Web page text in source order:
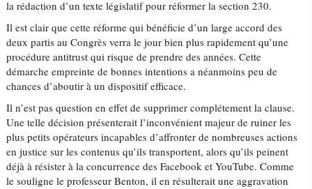
la rédaction d’un texte législatif pour réformer la section 230.
Il est clair que cette réforme qui bénéficie d’un large accord des
deux partis au Congrès verra le jour bien plus rapidement qu’une
procédure antitrust qui risque de prendre des années. Cette
démarche empreinte de bonnes intentions a néanmoins peu de
chances d’aboutir à un dispositif efficace.
Il n’est pas question en effet de supprimer complétement la clause.
Une telle décision présenterait l’inconvénient majeur de ruiner les
plus petits opérateurs incapables d’affronter de nombreuses actions
en justice sur les contenus qu’ils transportent, alors qu’ils peinent
déjà à résister à la concurrence des Facebook et YouTube. Comme
le souligne le professeur Benton, il en résulterait une aggravation